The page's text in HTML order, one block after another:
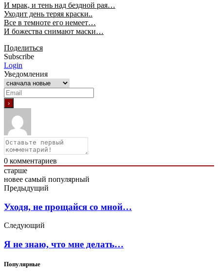
И мрак, и тень над бездной рая…
Уходит день теряя краски..
Все в темноте его немеет…
И божества снимают маски…
Поделиться
Subscribe
Login
Уведомления
0 комментариев
старше
новее самый популярный
Предыдущий
Уходя, не прощайся со мной…
Следующий
Я не знаю, что мне делать…
Популярные